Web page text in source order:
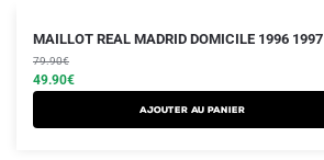
MAILLOT REAL MADRID DOMICILE 1996 1997
79.90€
Le
prix
initial
était :
49.90€
Le
prix
actuel
est :
AJOUTER AU PANIER
Ce
produit
a